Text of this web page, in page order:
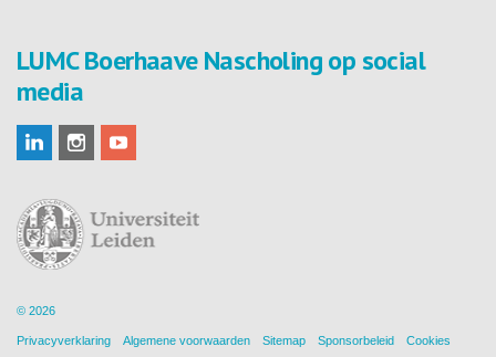
LUMC Boerhaave Nascholing op social
media
© 2026
Privacyverklaring Algemene voorwaarden Sitemap Sponsorbeleid Cookies